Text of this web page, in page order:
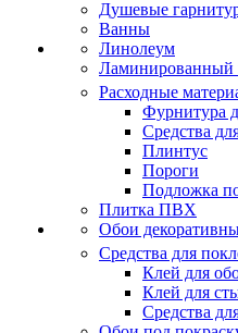
Душевые
Ванны
Линолеум
Ламинированный
Расходные
Фурнитура
Средства
Плинтус
Пороги
Подложка
Плитка ПВХ
Обои
Средства для
Клей для
Клей для
Средства